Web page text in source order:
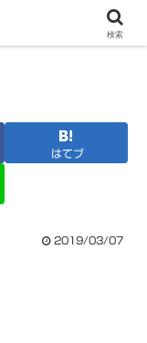
はてブ
2019/03/07
検索